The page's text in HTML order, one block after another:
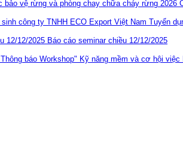
Tuyển
Báo cáo seminar chiều 12/12/2025
Thông báo Workshop" Kỹ năng mềm và cơ hội việc